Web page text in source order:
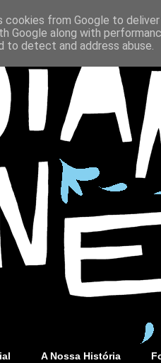
A Nossa História
cookies from Google to
Google along with
to detect and address abuse.